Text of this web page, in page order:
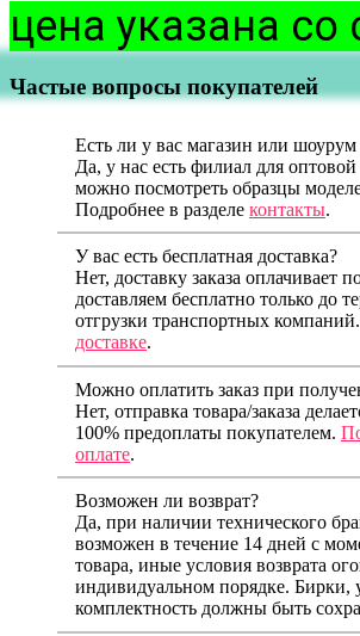
цена указана со
Частые вопросы покупателей
Есть ли у вас магазин или
Да, у нас есть филиал для
можно посмотреть образцы
Подробнее в разделе контакты.
У вас есть бесплатная доставка?
Нет, доставку заказа оплачивает
доставляем бесплатно только до
отгрузки транспортных компаний.
доставке.
Можно оплатить заказ при
Нет, отправка товара/заказа
100% предоплаты покупателем.
оплате.
Возможен ли возврат?
Да, при наличии технического
возможен в течение 14 дней с
товара, иные условия возврата
индивидуальном порядке. Бирки,
комплектность должны быть